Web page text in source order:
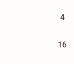
4
16